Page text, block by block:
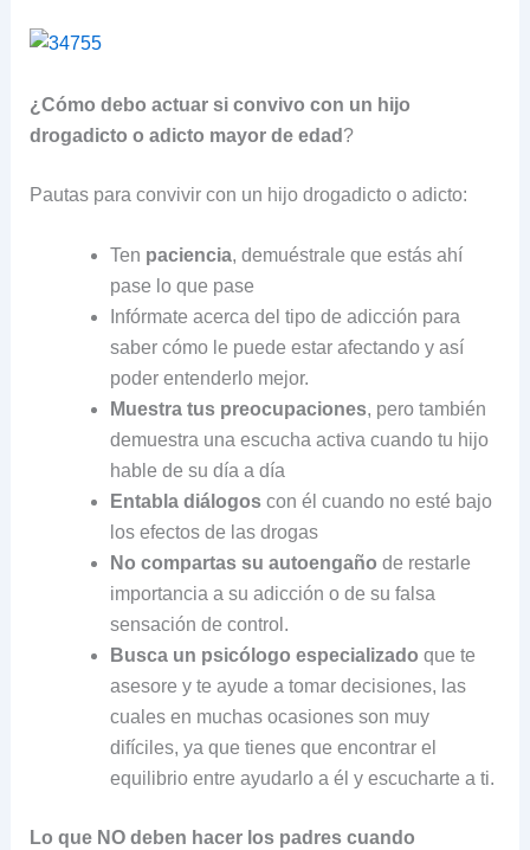
¿Cómo debo actuar si convivo con un hijo
drogadicto o adicto mayor de edad ?
Pautas para convivir con un hijo drogadicto o adicto:
Ten paciencia, demuéstrale que estás ahí
pase lo que pase
Infórmate acerca del tipo de adicción para
saber cómo le puede estar afectando y así
poder entenderlo mejor.
Muestra tus preocupaciones, pero también
demuestra una escucha activa cuando tu hijo
hable de su día a día
Entabla diálogos con él cuando no esté bajo
los efectos de las drogas
No compartas su autoengaño de restarle
importancia a su adicción o de su falsa
sensación de control.
Busca un psicólogo especializado que te
asesore y te ayude a tomar decisiones, las
cuales en muchas ocasiones son muy
difíciles, ya que tienes que encontrar el
equilibrio entre ayudarlo a él y escucharte a ti.
Lo que NO deben hacer los padres cuando